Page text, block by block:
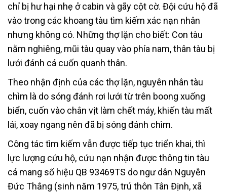
chỉ bị hư hại nhẹ ở cabin và gãy cột cờ. Đội cứu hộ đã
vào trong các khoang tàu tìm kiếm xác nạn nhân
nhưng không có. Những thợ lặn cho biết: Con tàu
nằm nghiêng, mũi tàu quay vào phía nam, thân tàu bị
lưới đánh cá cuốn quanh thân.
Theo nhận định của các thợ lặn, nguyên nhân tàu
chìm là do sóng đánh rơi lưới từ trên boong xuống
biển, cuốn vào chân vịt làm chết máy, khiến tàu mất
lái, xoay ngang nên đã bị sóng đánh chìm.
Công tác tìm kiếm vẫn được tiếp tục triển khai, thì
lực lượng cứu hộ, cứu nạn nhận được thông tin tàu
cá mang số hiệu QB 93469TS do ngư dân Nguyễn
Đức Thắng (sinh năm 1975, trú thôn Tân Định, xã